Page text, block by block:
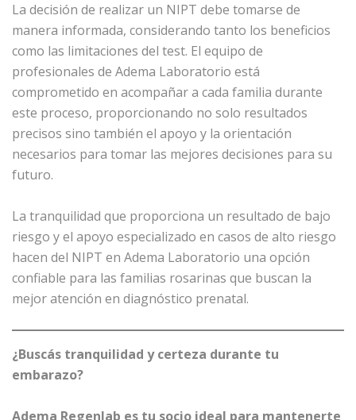
La decisión de realizar un NIPT debe tomarse de
manera informada, considerando tanto los beneficios
como las limitaciones del test. El equipo de
profesionales de Adema Laboratorio está
comprometido en acompañar a cada familia durante
este proceso, proporcionando no solo resultados
precisos sino también el apoyo y la orientación
necesarios para tomar las mejores decisiones para su
futuro.
La tranquilidad que proporciona un resultado de bajo
riesgo y el apoyo especializado en casos de alto riesgo
hacen del NIPT en Adema Laboratorio una opción
confiable para las familias rosarinas que buscan la
mejor atención en diagnóstico prenatal.
¿Buscás tranquilidad y certeza durante tu
embarazo?
Adema Regenlab es tu socio ideal para mantenerte